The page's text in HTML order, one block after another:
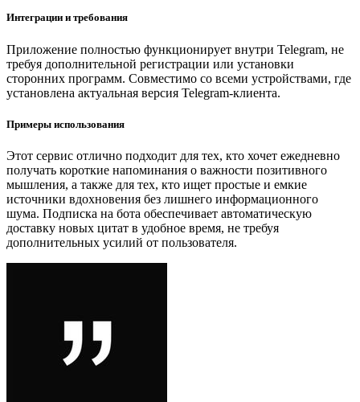
Интеграции и требования
Приложение полностью функционирует внутри Telegram, не
требуя дополнительной регистрации или установки
сторонних программ. Совместимо со всеми устройствами, где
установлена актуальная версия Telegram-клиента.
Примеры использования
Этот сервис отлично подходит для тех, кто хочет ежедневно
получать короткие напоминания о важности позитивного
мышления, а также для тех, кто ищет простые и емкие
источники вдохновения без лишнего информационного
шума. Подписка на бота обеспечивает автоматическую
доставку новых цитат в удобное время, не требуя
дополнительных усилий от пользователя.